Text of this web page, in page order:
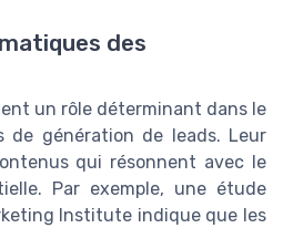
des
un rôle déterminant dans le
de génération de leads. Leur
qui résonnent avec le
Par exemple, une étude
Institute indique que les